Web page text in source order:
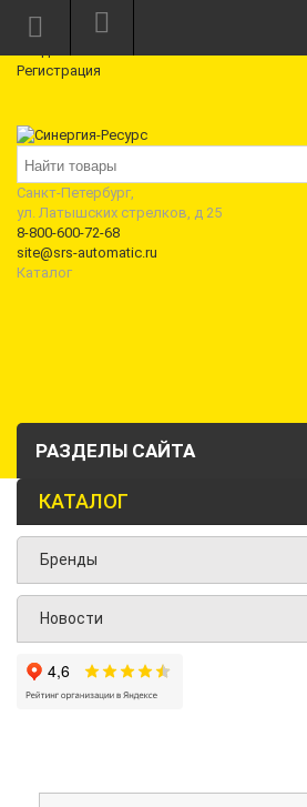
Режим работы: Пн—Пт: 10:00—18:00
Регистрация
Санкт-Петербург,
ул. Латышских стрелков, д 25
8-800-600-72-68
site@srs-automatic.ru
Каталог
РАЗДЕЛЫ САЙТА
КАТАЛОГ
Бренды
Новости